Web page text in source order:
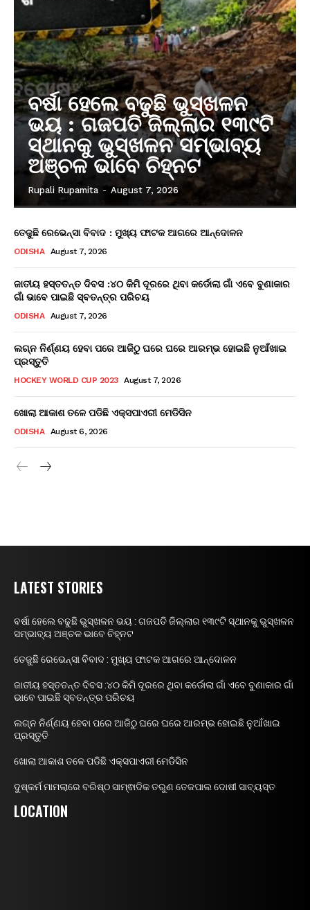
ବର୍ଷା ହେଲେ ବଢୁଛି ଭୁସ୍ଖଳନ
ଭୟ : ଗଜପତି ଜିଲ୍ଲାର ୧୩୯ଟି
ସ୍ଥାନକୁ ଭୁସ୍ଖଳନ ସମ୍ଭାବ୍ୟ
ଅଞ୍ଚଳ ଭାବେ ଚିହ୍ନଟ
Rupali Rupamita - August 7, 2026
ତେଜୁଛି ରେଭେନ୍ସା ବିବାଦ : ମୁଖ୍ୟ ଫାଟକ ଆଗରେ ଆନ୍ଦୋଳନ
ODISHA August 7, 2026
ଜାତୀୟ ହସ୍ତତନ୍ତ ଦିବସ :୪୦ କିମି ଦୂରରେ ଥିବା କର୍ଡୋଲା ଗାଁ ଏବେ ବୁଣାକାର
ଗାଁ ଭାବେ ପାଇଛି ସ୍ବତନ୍ତ୍ର ପରିଚୟ
ODISHA August 7, 2026
ଲଗ୍ନ ନିର୍ଣ୍ଣୟ ହେବା ପରେ ଆଜିଠୁ ଘରେ ଘରେ ଆରମ୍ଭ ହୋଇଛି ନୁଆଁଖାଇ
ପ୍ରସ୍ତୁତି
HOCKEY WORLD CUP 2023 August 7, 2026
ଖୋଲା ଆକାଶ ତଳେ ପଡିଛି ଏକ୍ସପାଏରୀ ମେଡିସିନ
ODISHA August 6, 2026
LATEST STORIES
ବର୍ଷା ହେଲେ ବଢୁଛି ଭୁସ୍ଖଳନ ଭୟ : ଗଜପତି ଜିଲ୍ଲାର ୧୩୯ଟି ସ୍ଥାନକୁ ଭୁସ୍ଖଳନ
ସମ୍ଭାବ୍ୟ ଅଞ୍ଚଳ ଭାବେ ଚିହ୍ନଟ
ତେଜୁଛି ରେଭେନ୍ସା ବିବାଦ : ମୁଖ୍ୟ ଫାଟକ ଆଗରେ ଆନ୍ଦୋଳନ
ଜାତୀୟ ହସ୍ତତନ୍ତ ଦିବସ :୪୦ କିମି ଦୂରରେ ଥିବା କର୍ଡୋଲା ଗାଁ ଏବେ ବୁଣାକାର ଗାଁ
ଭାବେ ପାଇଛି ସ୍ବତନ୍ତ୍ର ପରିଚୟ
ଲଗ୍ନ ନିର୍ଣ୍ଣୟ ହେବା ପରେ ଆଜିଠୁ ଘରେ ଘରେ ଆରମ୍ଭ ହୋଇଛି ନୁଆଁଖାଇ
ପ୍ରସ୍ତୁତି
ଖୋଲା ଆକାଶ ତଳେ ପଡିଛି ଏକ୍ସପାଏରୀ ମେଡିସିନ
ଦୁଷ୍କର୍ମ ମାମଲାରେ ବରିଷ୍ଠ ସାମ୍ଵାଦିକ ତରୁଣ ତେଜପାଲ ଦୋଷୀ ସାବ୍ୟସ୍ତ
LOCATION